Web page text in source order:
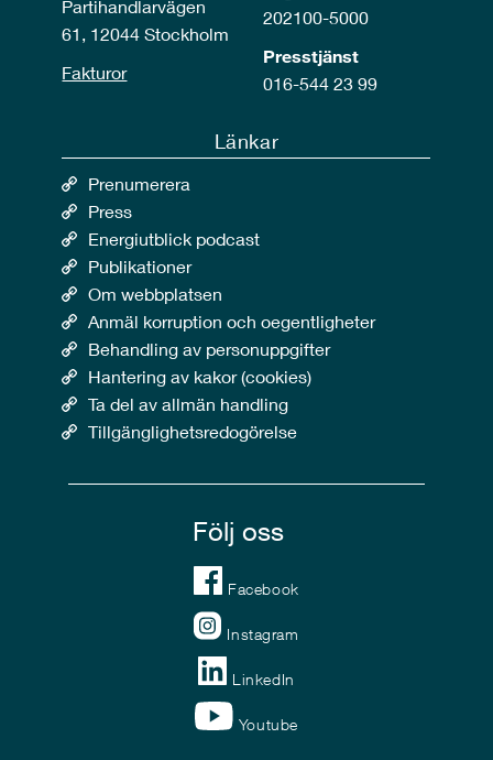
Partihandlarvägen
61, 12044 Stockholm
Fakturor
202100-5000
Presstjänst
016-544 23 99
Länkar
Prenumerera
Press
Energiutblick podcast
Publikationer
Om webbplatsen
Anmäl korruption och oegentligheter
Behandling av personuppgifter
Hantering av kakor (cookies)
Ta del av allmän handling
Tillgänglighetsredogörelse
Följ oss
Facebook
Instagram
LinkedIn
Youtube